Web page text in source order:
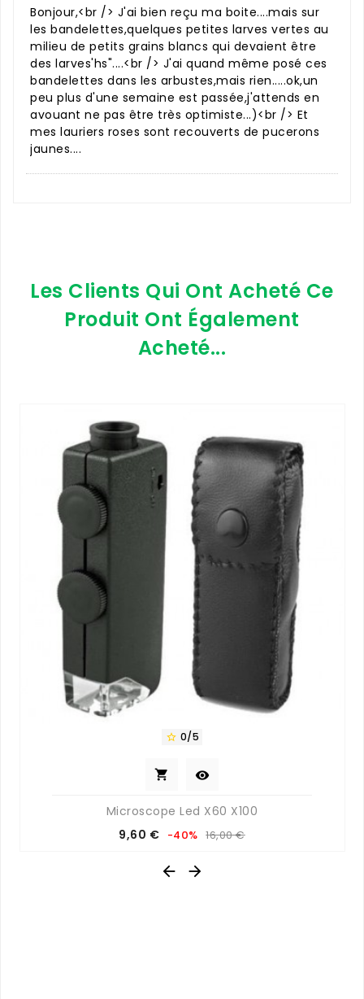
Bonjour,<br /> J'ai bien reçu ma boite....mais sur
les bandelettes,quelques petites larves vertes au
milieu de petits grains blancs qui devaient être
des larves'hs"....<br /> J'ai quand même posé ces
bandelettes dans les arbustes,mais rien.....ok,un
peu plus d'une semaine est passée,j'attends en
avouant ne pas être très optimiste...)<br /> Et
mes lauriers roses sont recouverts de pucerons
jaunes....
Les Clients Qui Ont Acheté Ce
Produit Ont Également
Acheté...
 0/5
 
Microscope Led X60 X100
Prix
9,60 € Prix
base
-40% 16,00 €
 